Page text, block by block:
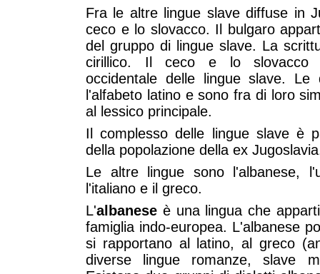
Fra le altre lingue slave diffuse in
ceco e lo slovacco. Il bulgaro
del gruppo di lingue slave. La
cirillico. Il ceco e lo slovacco
occidentale delle lingue slave. Le
l'alfabeto latino e sono fra di loro
al lessico principale.
Il complesso delle lingue slave è
della popolazione della ex
Le altre lingue sono l'albanese,
l'italiano e il greco.
L'albanese è una lingua che
famiglia indo-europea. L'albanese
si rapportano al latino, al greco
diverse lingue romanze, slave